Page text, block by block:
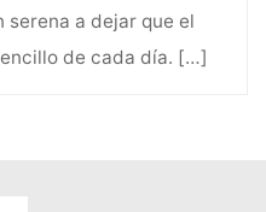
a dejar que el
de cada día. […]